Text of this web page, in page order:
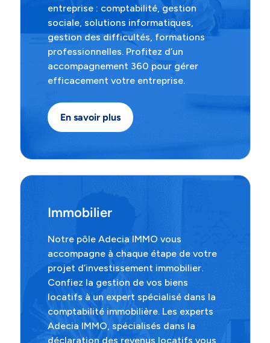
entreprise : comptabilité, gestion
sociale, solutions informatiques,
gestion des difficultés, formations
professionnelles. Profitez d’un
accompagnement 360 pour gérer
efficacement votre entreprise.
En savoir plus
Immobilier
Notre pôle Adecia IMMO vous
accompagne à chaque étape de votre
projet d’investissement immobilier.
Confiez la gestion de vos biens
locatifs à un expert spécialisé dans la
comptabilité immobilière. Les experts
Adecia IMMO, spécialisés dans la
déclaration des revenus locatifs vous